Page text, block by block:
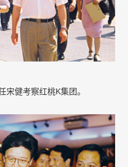
宋健考察红桃K集团。